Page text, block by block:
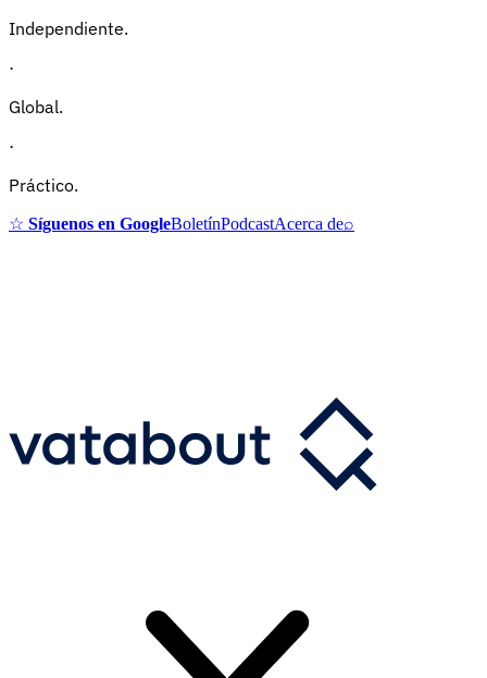
Independiente.
·
Global.
·
Práctico.
☆ Síguenos en GoogleBoletínPodcastAcerca de⌕